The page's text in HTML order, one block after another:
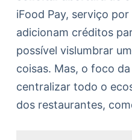
iFood Pay, serviço
adicionam créditos
possível vislumbrar
coisas. Mas, o foco
centralizar todo o
dos restaurantes,